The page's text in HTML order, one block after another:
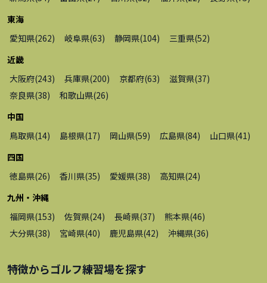
東海
愛知県(262) 岐阜県(63) 静岡県(104) 三重県(52)
近畿
大阪府(243) 兵庫県(200) 京都府(63) 滋賀県(37)
奈良県(38) 和歌山県(26)
中国
鳥取県(14) 島根県(17) 岡山県(59) 広島県(84) 山口県(41 )
四国
徳島県(26) 香川県(35) 愛媛県(38) 高知県(24)
九州・沖縄
福岡県(153) 佐賀県(24) 長崎県(37) 熊本県(46)
大分県(38) 宮崎県(40) 鹿児島県(42) 沖縄県(36)
特徴からゴルフ練習場を探す